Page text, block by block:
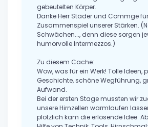
gebeutelten Körper.
Danke Herr Städer und Commge
Zusammenspiel unserer Stärken.
Schwächen..., denn diese sorgen
humorvolle Intermezzos.)
Zu diesem Cache:
Wow, was für ein Werk! Tolle Ideen,
Geschichte, schöne Wegführung,
Aufwand.
Bei der ersten Stage mussten wir
unsere Hirnzellen warmlaufen
plötzlich kam die erlösende Idee.